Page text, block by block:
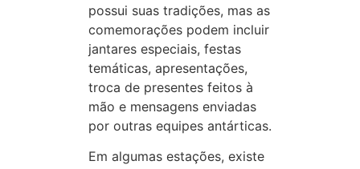
possui suas tradições, mas as
comemorações podem incluir
jantares especiais, festas
temáticas, apresentações,
troca de presentes feitos à
mão e mensagens enviadas
por outras equipes antárticas.
Em algumas estações, existe